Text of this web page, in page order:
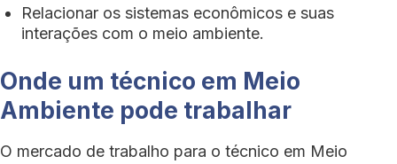
Relacionar os sistemas econômicos e suas
interações com o meio ambiente.
Onde um técnico em Meio
Ambiente pode trabalhar
O mercado de trabalho para o técnico em Meio